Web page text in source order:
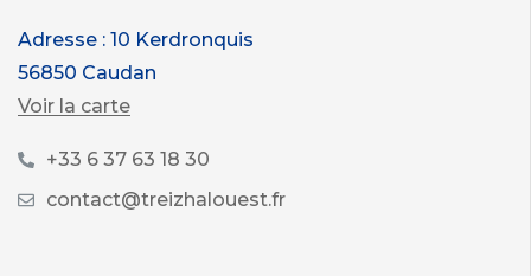
Adresse : 10 Kerdronquis
56850 Caudan
Voir la carte
+33 6 37 63 18 30
contact@treizhalouest.fr